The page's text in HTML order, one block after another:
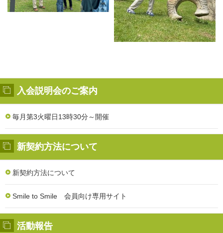
入会説明会のご案内
毎月第3火曜日13時30分～開催
新契約方法について
新契約方法について
Smile to Smile 会員向け専用サイト
活動報告